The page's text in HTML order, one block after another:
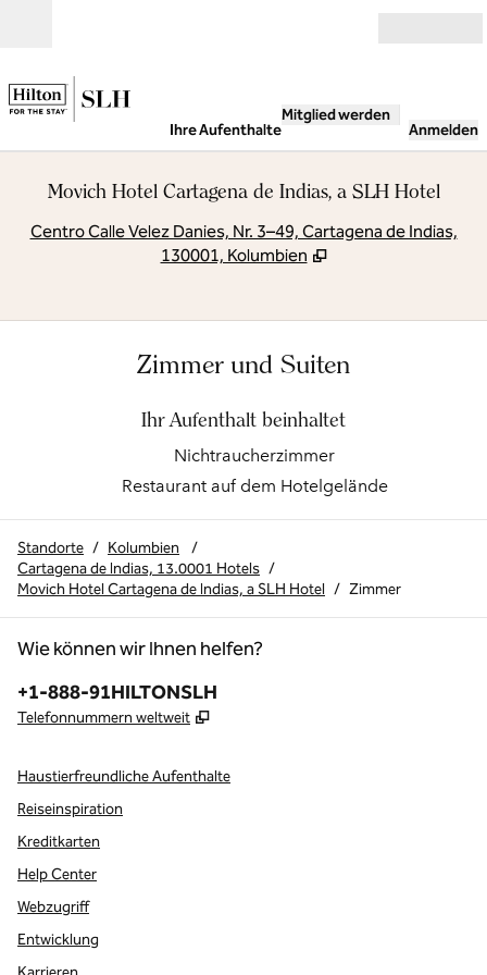
Ihre Aufenthalte
Mitglied werden
Anmelden
Movich Hotel Cartagena de Indias, a SLH Hotel
Centro Calle Velez Danies, Nr. 3–49, Cartagena de Indias,
130001, Kolumbien
Zimmer und Suiten
Ihr Aufenthalt beinhaltet
Nichtraucher­zimmer
Restaurant auf dem Hotelgelände
Standorte / Kolumbien
/
Cartagena de Indias, 13.0001 Hotels /
Movich Hotel Cartagena de Indias, a SLH Hotel / Zimmer
Wie können wir Ihnen helfen?
Telefon:
+1-888-91HILTONSLH
Telefonnummern weltweit ,
Haustierfreundliche Aufenthalte
Reiseinspiration
Kreditkarten
Help Center
Webzugriff
Entwicklung